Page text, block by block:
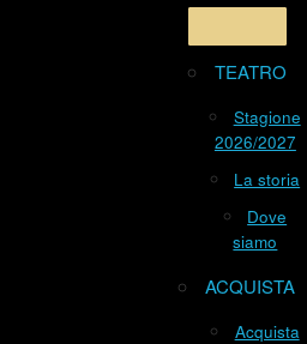
TEATRO
Stagione
2026/2027
La storia
Dove
siamo
ACQUISTA
Acquista